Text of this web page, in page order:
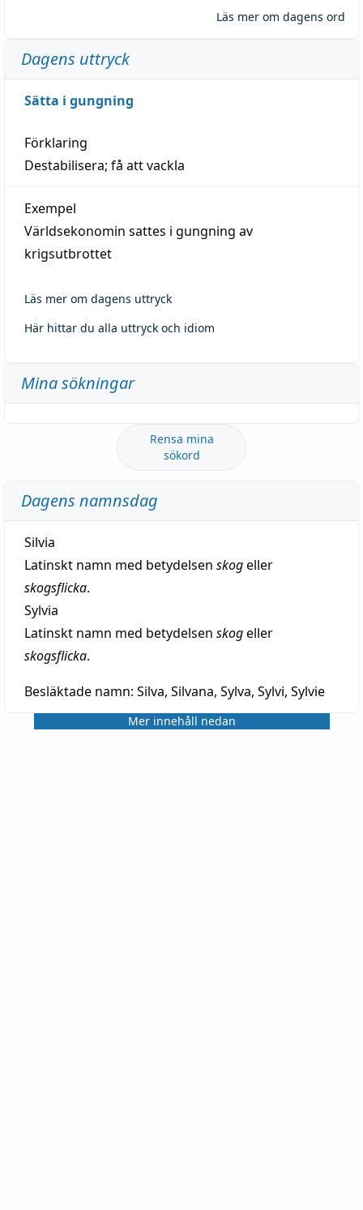
Läs mer om dagens ord
Dagens uttryck
Sätta i gungning
Förklaring
Destabilisera; få att vackla
Exempel
Världsekonomin sattes i gungning av
krigsutbrottet
Läs mer om dagens uttryck
Här hittar du alla uttryck och idiom
Mina sökningar
Rensa mina
sökord
Dagens namnsdag
Silvia
Latinskt namn med betydelsen skogeller
skogsflicka.
Sylvia
Latinskt namn med betydelsen skogeller
skogsflicka.
Besläktade namn: Silva, Silvana, Sylva, Sylvi, Sylvie
Mer innehåll nedan